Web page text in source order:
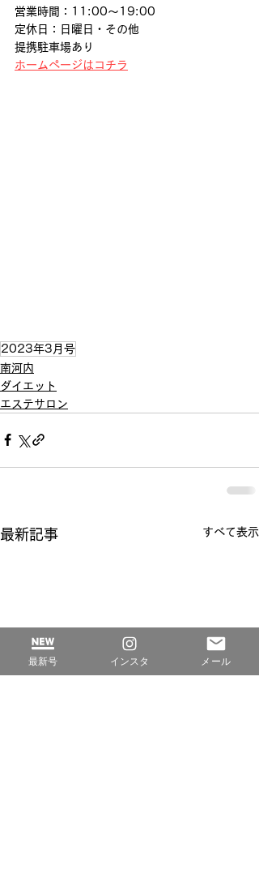
営業時間：11:00〜19:00
定休日：日曜日・その他
提携駐車場あり
ホームページはコチラ
2023年3月号
南河内
ダイエット
エステサロン
最新記事 すべて表示
最新号 インスタ メール